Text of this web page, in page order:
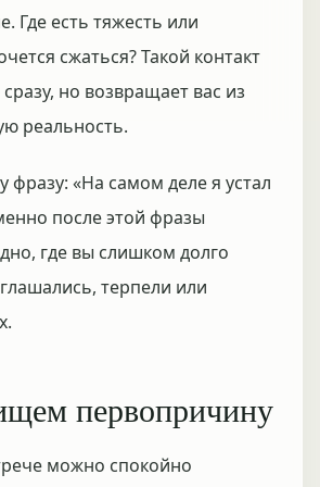
Где есть тяжесть или
сжаться? Такой контакт
но возвращает вас из
реальность.
фразу: «На самом деле я устал
после этой фразы
где вы слишком долго
терпели или
первопричину
можно спокойно